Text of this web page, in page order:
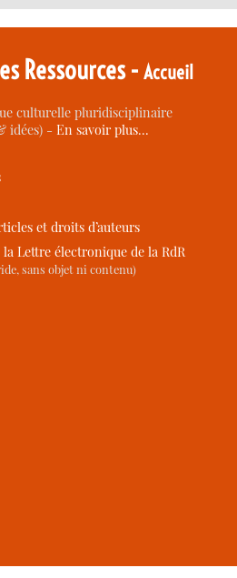
Ressources -Accueil
culturelle pluridisciplinaire
idées) -En savoir plus…
et droits d’auteurs
Lettre électronique de la RdR
sans objet ni contenu)